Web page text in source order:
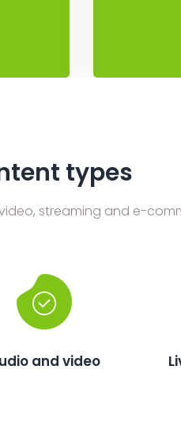
types
streaming and e-
and video